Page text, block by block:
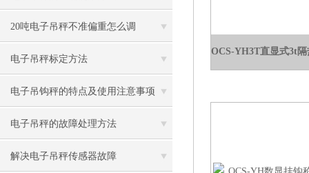
20吨电子吊秤不准偏重怎么调
电子吊秤标定方法
电子吊钩秤的特点及使用注意事项
电子吊秤的故障处理方法
解决电子吊秤传感器故障